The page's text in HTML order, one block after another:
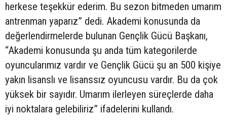
herkese teşekkür ederim. Bu sezon bitmeden umarım
antrenman yaparız” dedi. Akademi konusunda da
değerlendirmelerde bulunan Gençlik Gücü Başkanı,
“Akademi konusunda şu anda tüm kategorilerde
oyuncularımız vardır ve Gençlik Gücü şu an 500 kişiye
yakın lisanslı ve lisanssız oyuncusu vardır. Bu da çok
yüksek bir sayıdır. Umarım ilerleyen süreçlerde daha
iyi noktalara gelebiliriz” ifadelerini kullandı.